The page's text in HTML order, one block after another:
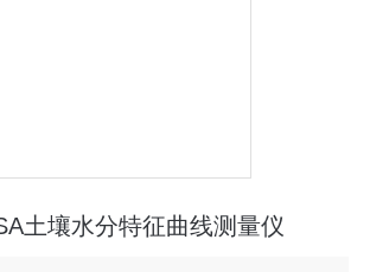
土壤水分特征曲线测量仪